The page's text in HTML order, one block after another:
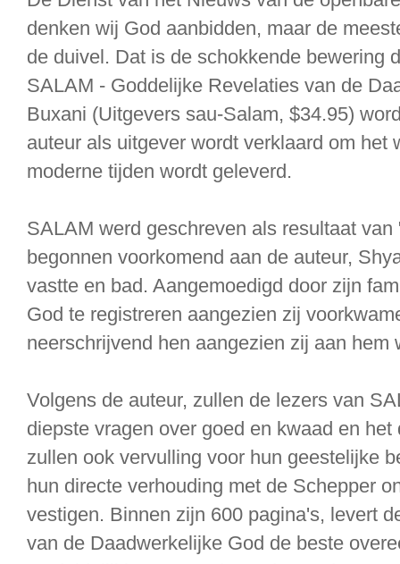
denken wij God aanbidden, maar de
de duivel. Dat is de schokkende bewering
SALAM - Goddelijke Revelaties van de
Buxani (Uitgevers sau-Salam, $34.95)
auteur als uitgever wordt verklaard om het
moderne tijden wordt geleverd.
SALAM werd geschreven als resultaat
begonnen voorkomend aan de auteur,
vastte en bad. Aangemoedigd door zijn
God te registreren aangezien zij
neerschrijvend hen aangezien zij aan hem
Volgens de auteur, zullen de lezers van
diepste vragen over goed en kwaad en
zullen ook vervulling voor hun geestelijke
hun directe verhouding met de Schepper
vestigen. Binnen zijn 600 pagina's, levert
van de Daadwerkelijke God de beste